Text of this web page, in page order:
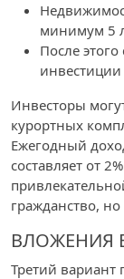
минимум 5
После
инвестиции
Инвесторы
курортных
Ежегодный
составляет от
гражданство,
ВЛОЖЕНИЯ
Третий вариант